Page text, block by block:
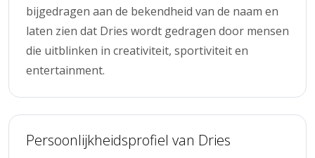
bijgedragen aan de bekendheid van de naam en
laten zien dat Dries wordt gedragen door mensen
die uitblinken in creativiteit, sportiviteit en
entertainment.
Persoonlijkheidsprofiel van Dries